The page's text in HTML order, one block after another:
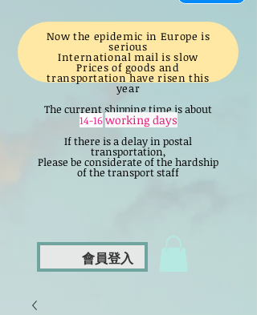
Now the epidemic in Europe is
serious
International mail is slow
Prices of goods and
transportation have risen this
year
The current shipping time is about
14-16working days
If there is a delay in postal
transportation,
Please be considerate of the hardship
of the transport staff
會員登入